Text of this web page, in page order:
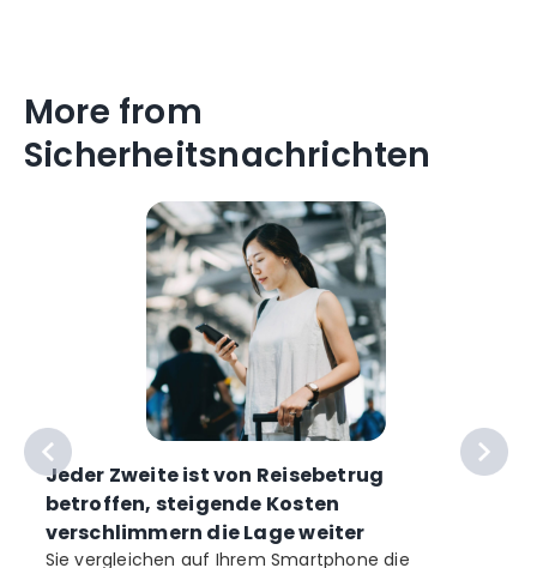
More from
Sicherheitsnachrichten
Jeder Zweite ist von Reisebetrug
betroffen, steigende Kosten
verschlimmern die Lage weiter
Sie vergleichen auf Ihrem Smartphone die